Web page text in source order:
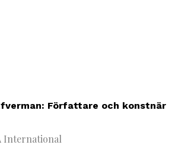
Författare och konstnär
International